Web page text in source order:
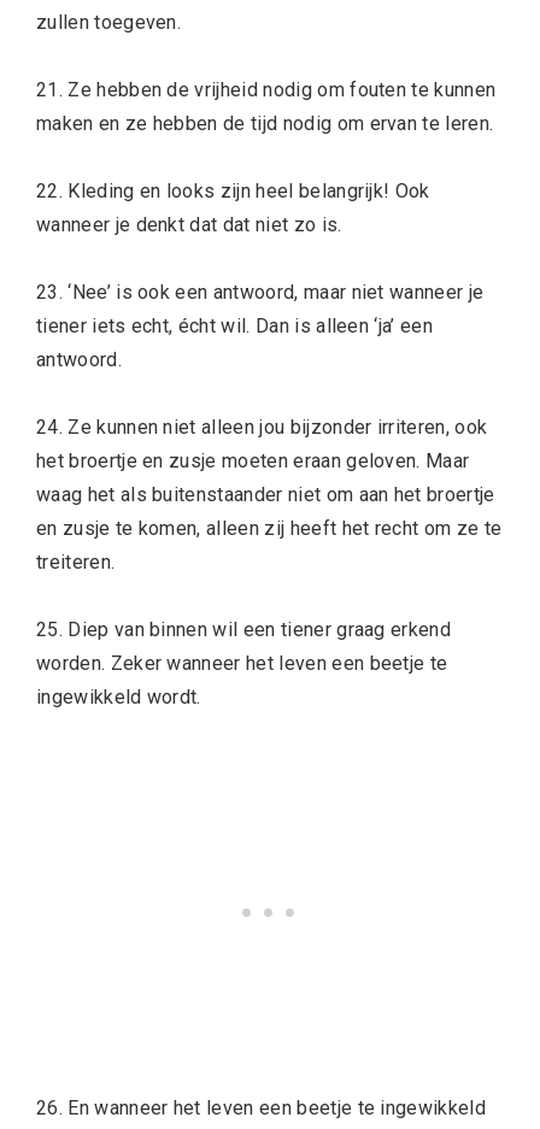
zullen toegeven.
21. Ze hebben de vrijheid nodig om fouten te kunnen
maken en ze hebben de tijd nodig om ervan te leren.
22. Kleding en looks zijn heel belangrijk! Ook
wanneer je denkt dat dat niet zo is.
23. ‘Nee’ is ook een antwoord, maar niet wanneer je
tiener iets echt, écht wil. Dan is alleen ‘ja’ een
antwoord.
24. Ze kunnen niet alleen jou bijzonder irriteren, ook
het broertje en zusje moeten eraan geloven. Maar
waag het als buitenstaander niet om aan het broertje
en zusje te komen, alleen zij heeft het recht om ze te
treiteren.
25. Diep van binnen wil een tiener graag erkend
worden. Zeker wanneer het leven een beetje te
ingewikkeld wordt.
26. En wanneer het leven een beetje te ingewikkeld